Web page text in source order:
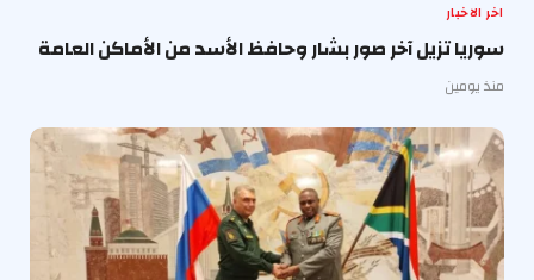
اخر الاخبار
سوريا تزيل آخر صور بشار وحافظ الأسد من الأماكن العامة
منذ يومين